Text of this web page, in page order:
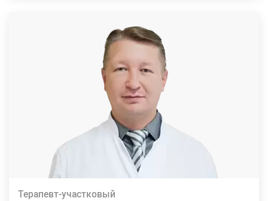
Терапевт-участковый